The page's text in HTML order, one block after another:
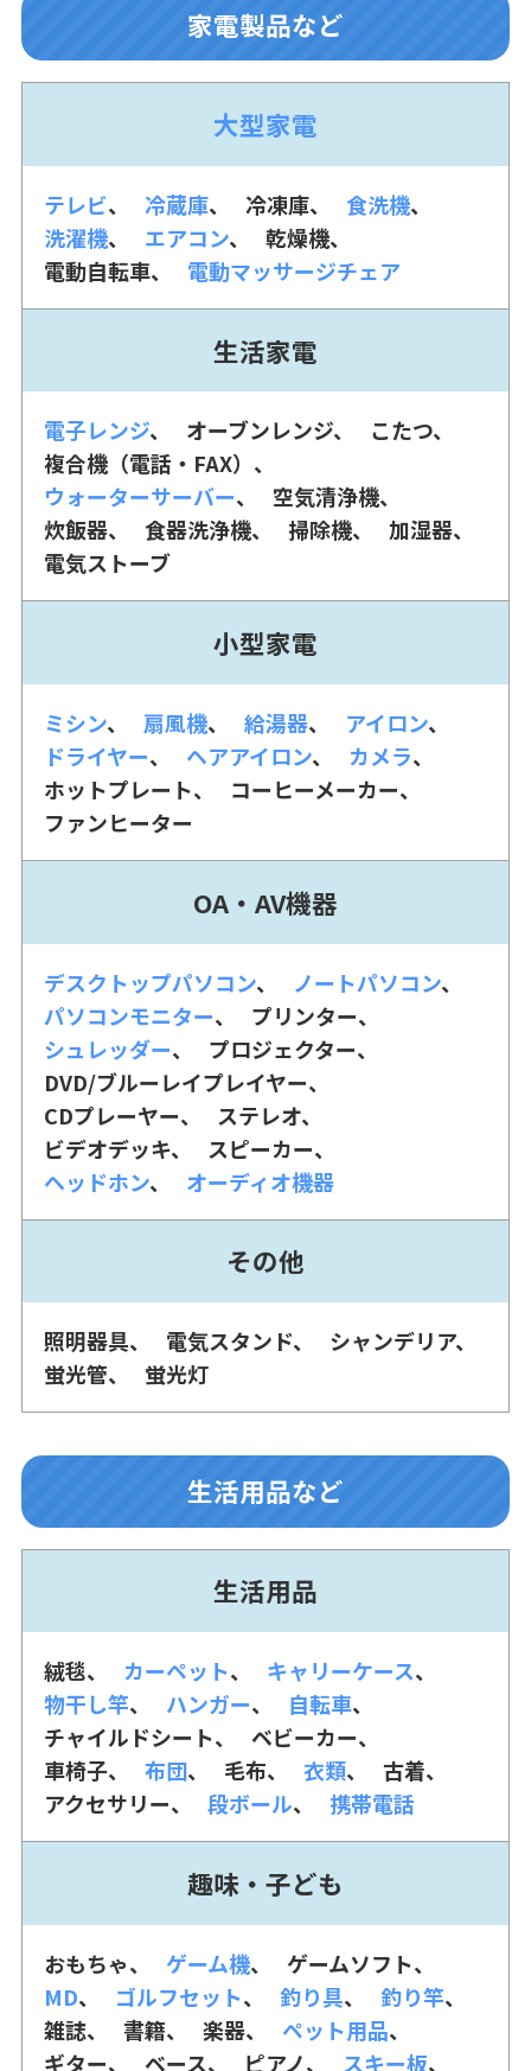
家電製品など
大型家電
テレビ 冷蔵庫 冷凍庫
食洗機
洗濯機
エアコン
乾燥機
電動自転車
電動マッサージチェア
生活家電
電子レンジ オーブンレンジ
こたつ
複合機（電話・FAX）
ウォーターサーバー
空気清浄機
炊飯器
食器洗浄機 掃除機
加湿器
電気ストーブ
小型家電
ミシン 扇風機 給湯器
アイロン
ドライヤー
ヘアアイロン
カメラ
ホットプレート
コーヒーメーカー
ファンヒーター
OA・AV機器
デスクトップパソコン
ノートパソコン
パソコンモニター
プリンター
シュレッダー
プロジェクター
DVD/ブルーレイプレイヤー
CDプレーヤー
ステレオ
ビデオデッキ
スピーカー
ヘッドホン
オーディオ機器
その他
照明器具 電気スタンド
シャンデリア
蛍光管
蛍光灯
生活用品など
生活用品
絨毯 カーペット
キャリーケース
物干し竿
ハンガー
自転車
チャイルドシート
ベビーカー
車椅子
布団 毛布 衣類
古着
アクセサリー
段ボール 携帯電話
趣味・子ども
おもちゃ ゲーム機
ゲームソフト
MD
ゴルフセット 釣り具
釣り竿
雑誌
書籍 楽器
ペット用品
ギター
ベース ピアノ スキー板